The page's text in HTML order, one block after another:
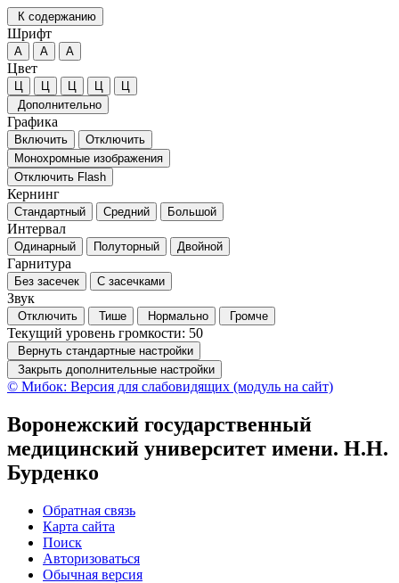
К содержанию
Шрифт
А А А
Цвет
Ц Ц Ц Ц
Ц
Дополнительно
Графика
Включить
Отключить
Монохромные изображения
Отключить Flash
Кернинг
Стандартный Средний Большой
Интервал
Одинарный Полуторный Двойной
Гарнитура
Без засечек С засечками
Звук
Отключить Тише Нормально Громче
Текущий уровень громкости: 50
Вернуть стандартные настройки
Закрыть дополнительные настройки
© Мибок: Версия для слабовидящих (модуль на сайт)
Воронежский государственный
медицинский университет имени. Н.Н.
Бурденко
Обратная связь
Карта сайта
Поиск
Авторизоваться
Обычная версия